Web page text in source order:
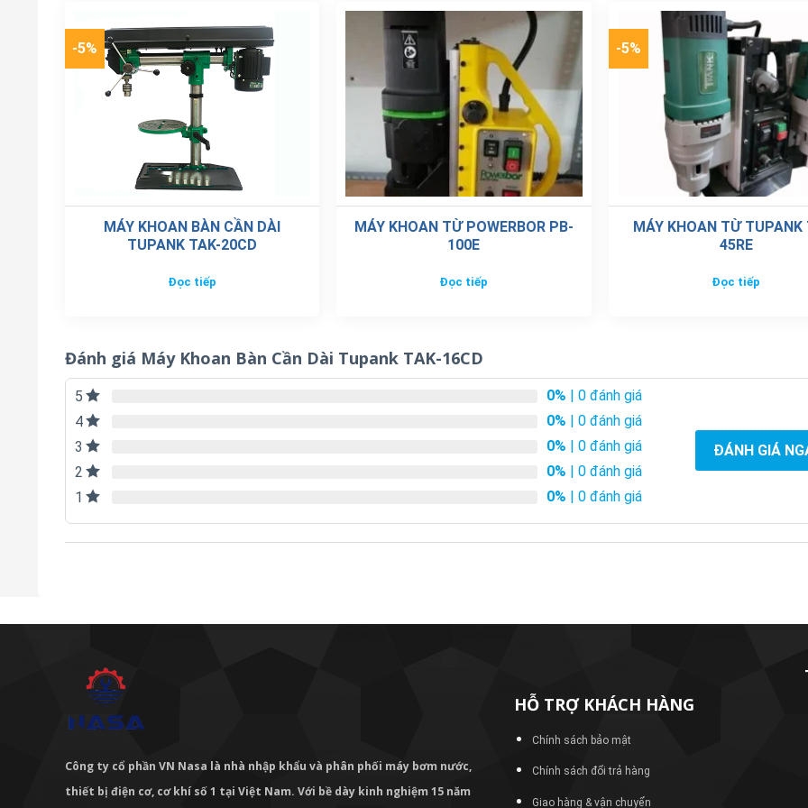
-5%
MÁY KHOAN BÀN CẦN DÀI
TUPANK TAK-20CD
Đọc tiếp
MÁY KHOAN TỪ POWERBOR PB-
100E
Đọc tiếp
-5%
MÁY KHOAN TỪ TUPANK
45RE
Đọc tiếp
Đánh giá Máy Khoan Bàn Cần Dài Tupank TAK-16CD
5 0% | 0 đánh giá
4
0% | 0 đánh giá
3
0% | 0 đánh giá
2
0% | 0 đánh giá
1
0% | 0 đánh giá
ĐÁNH GIÁ
Công ty cổ phần VN Nasa là nhà nhập khẩu và phân phối máy bơm nước,
thiết bị điện cơ, cơ khí số 1 tại Việt Nam. Với bề dày kinh nghiệm 15 năm
HỖ TRỢ KHÁCH HÀNG
Chính sách bảo mật
Chính sách đổi trả hàng
Giao hàng & vận chuyển